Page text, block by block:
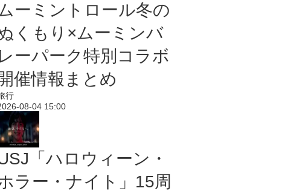
ーミントロール冬の
くもり×ムーミンバ
レーパーク特別コラボ
催情報まとめ
行
08-04 15:00
「ハロウィーン・
ラー・ナイト」15周